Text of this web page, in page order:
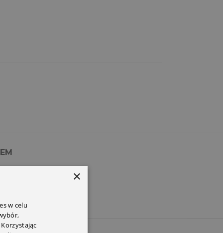
×
w celu